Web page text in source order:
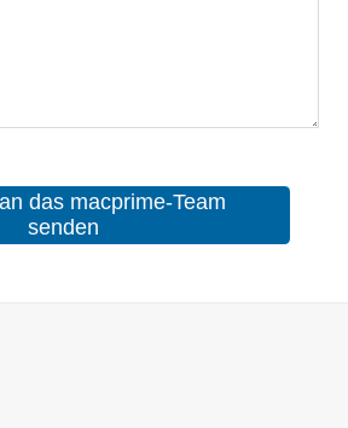
das macprime-Team
senden